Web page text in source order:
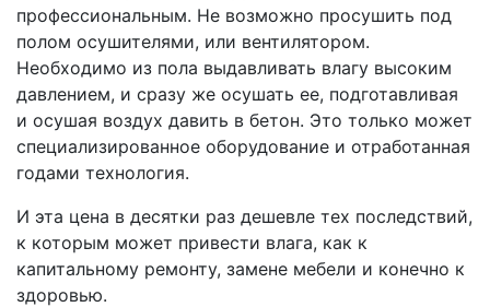
профессиональным. Не возможно просушить под
полом осушителями, или вентилятором.
Необходимо из пола выдавливать влагу высоким
давлением, и сразу же осушать ее, подготавливая
и осушая воздух давить в бетон. Это только может
специализированное оборудование и отработанная
годами технология.
И эта цена в десятки раз дешевле тех последствий,
к которым может привести влага, как к
капитальному ремонту, замене мебели и конечно к
здоровью.